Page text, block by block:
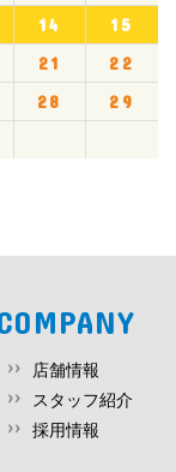
14
15
21
22
28
29
店舗情報
スタッフ紹介
採用情報